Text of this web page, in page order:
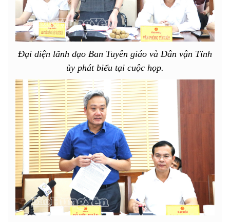
Đại diện lãnh đạo Ban Tuyên giáo và Dân vận Tỉnh
ủy phát biểu tại cuộc họp.